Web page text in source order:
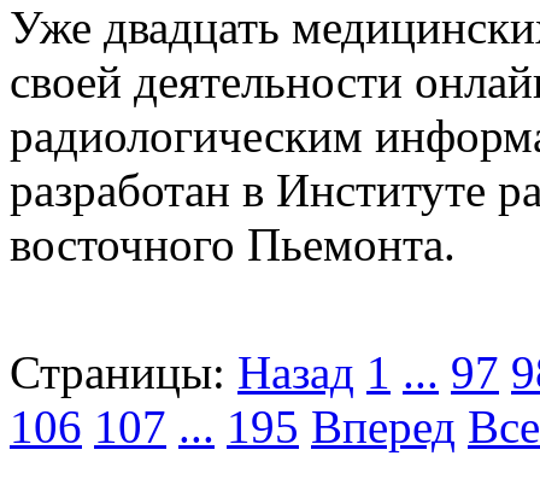
Уже двадцать
своей деятельности
радиологическим
разработан в Институте
восточного Пьемонта.
Страницы: Назад 1 ... 97
106 107 ... 195 Вперед Все